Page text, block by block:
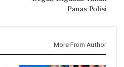
Panas Polisi
More From Author